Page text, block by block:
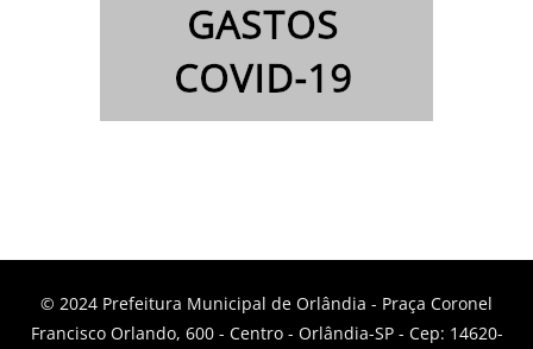
© 2024 Prefeitura Municipal de Orlândia - Praça Coronel
Francisco Orlando, 600 - Centro - Orlândia-SP - Cep: 14620-